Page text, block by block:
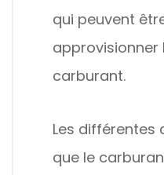
qui peuvent
approvisionner
carburant.
Les différentes
que le